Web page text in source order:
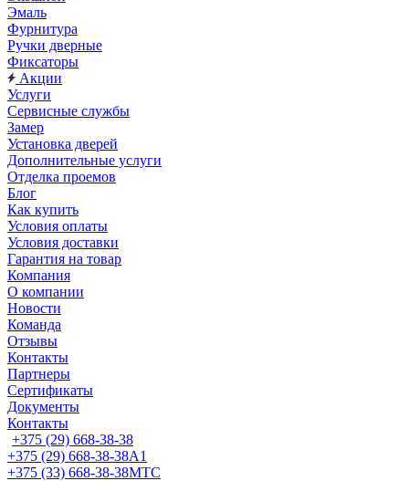
Эмаль
Фурнитура
Ручки дверные
Фиксаторы
Акции
Услуги
Сервисные службы
Замер
Установка дверей
Дополнительные услуги
Отделка проемов
Блог
Как купить
Условия оплаты
Условия доставки
Гарантия на товар
Компания
О компании
Новости
Команда
Отзывы
Контакты
Партнеры
Сертификаты
Документы
Контакты
+375 (29) 668-38-38
+375 (29) 668-38-38A1
+375 (33) 668-38-38МТС